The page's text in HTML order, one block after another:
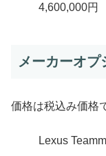
4,600,000円
メーカーオプ
価格は税込み価格
Lexus